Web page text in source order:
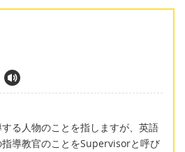
る人物のことを指しますが、英語
導教官のことをSupervisorと呼び